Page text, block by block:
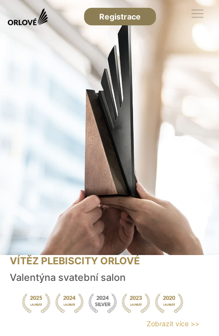
Registrace
VÍTĚZ PLEBISCITY ORLOVÉ
Valentýna svatební salon
Zobrazit více >>